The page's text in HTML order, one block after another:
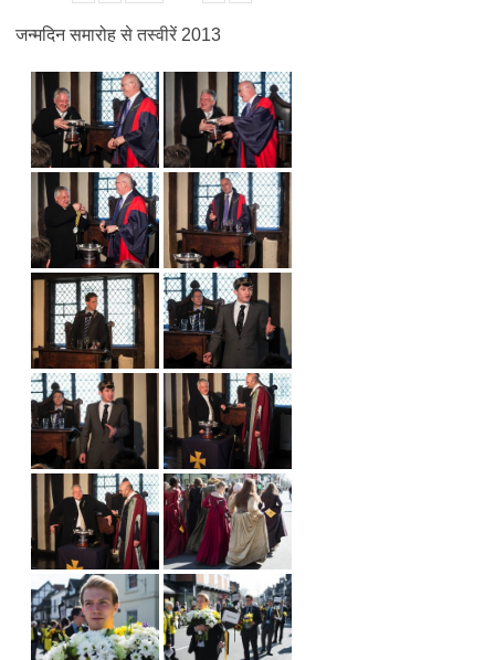
जन्मदिन समारोह से तस्वीरें 2013